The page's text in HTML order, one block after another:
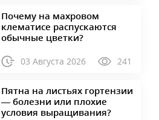
Почему на махровом
клематисе распускаются
обычные цветки?
03 Августа 2026 241
Пятна на листьях гортензии
— болезни или плохие
условия выращивания?